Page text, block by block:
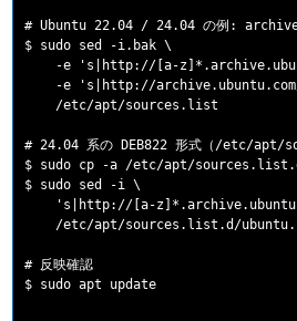
# Ubuntu 22.04 / 24.04 の例:
$ sudo sed -i.bak \
-e 's|http://[a-
-e 's|http://
    /etc/apt/sources.list
# 24.04 系の DEB822 形式（/etc/
$ sudo cp -a /etc/apt/
$ sudo sed -i \
's|http://[a-
/etc/apt/sources.list.d/
# 反映確認